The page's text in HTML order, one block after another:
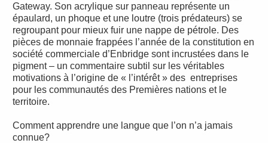
Gateway. Son acrylique sur panneau représente un
épaulard, un phoque et une loutre (trois prédateurs) se
regroupant pour mieux fuir une nappe de pétrole. Des
pièces de monnaie frappées l’année de la constitution en
société commerciale d’Enbridge sont incrustées dans le
pigment – un commentaire subtil sur les véritables
motivations à l’origine de « l’intérêt » des entreprises
pour les communautés des Premières nations et le
territoire.
Comment apprendre une langue que l’on n’a jamais
connue?